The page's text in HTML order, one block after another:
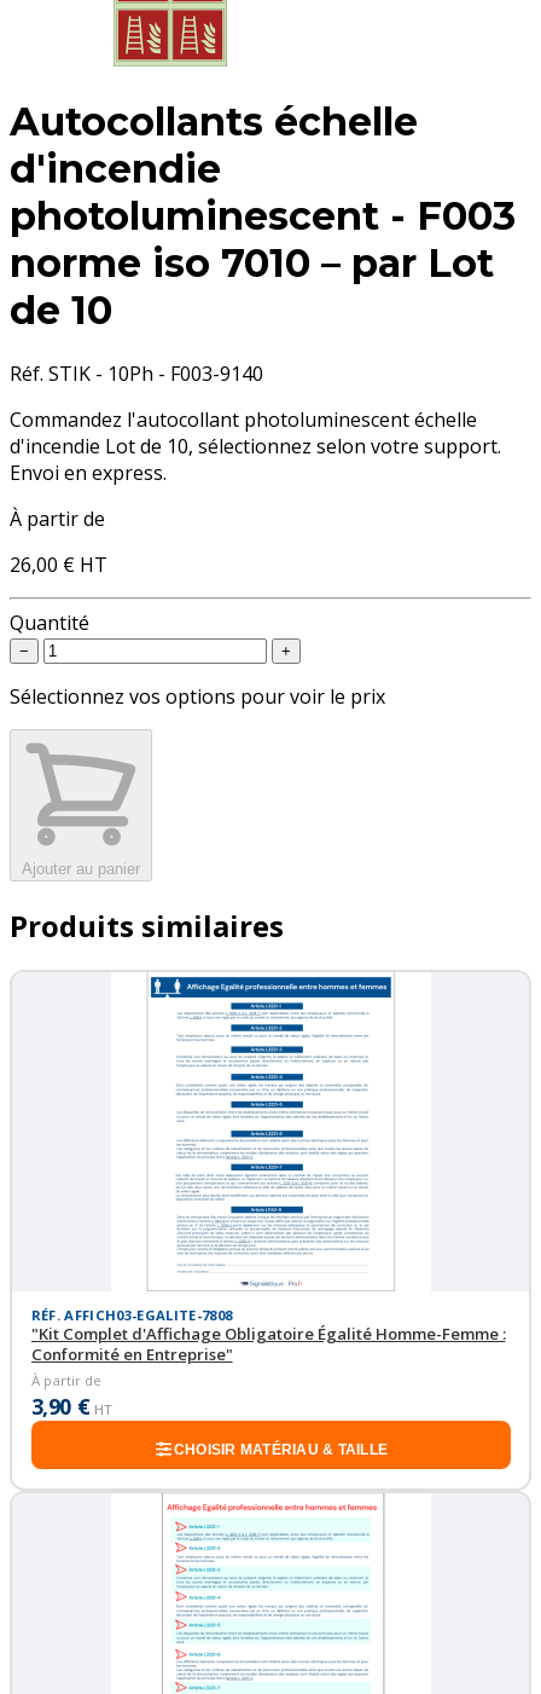
Autocollants échelle
d'incendie
photoluminescent - F003
norme iso 7010 – par Lot
de 10
Réf. STIK - 10Ph - F003-9140
Commandez l'autocollant photoluminescent échelle
d'incendie Lot de 10, sélectionnez selon votre support.
Envoi en express.
À partir de
26,00 € HT
Quantité
− +
Sélectionnez vos options pour voir le prix
Ajouter au panier
Produits similaires
RÉF. AFFICH03-EGALITE-7808
"Kit Complet d'Affichage Obligatoire Égalité Homme-Femme :
Conformité en Entreprise"
À partir de
3,90 € HT
CHOISIR MATÉRIAU & TAILLE